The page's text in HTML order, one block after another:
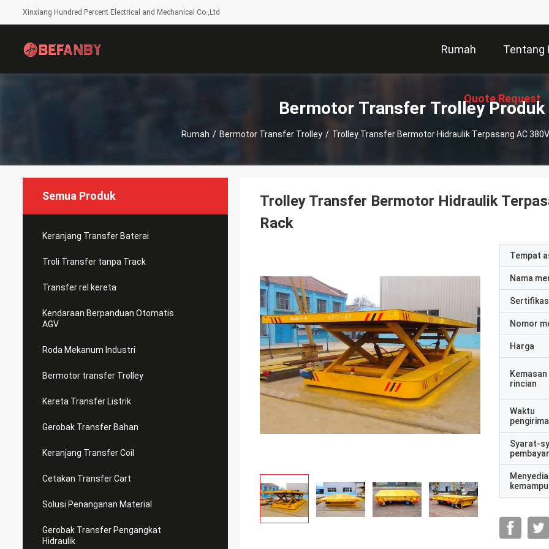
Xinxiang Hundred Percent Electrical and Mechanical Co.,Ltd
Rumah Tentang
Quote Request
Bermotor Transfer Trolley Produk
Rumah / Bermotor Transfer Trolley / Trolley Transfer Bermotor Hidraulik Terpasang AC
Semua Produk
Keranjang Transfer Baterai
Troli Transfer tanpa Track
Transfer rel kereta
Kendaraan Berpanduan Otomatis
AGV
Roda Mekanum Industri
Bermotor transfer Trolley
Kereta Transfer Listrik
Gerobak Transfer Bahan
Keranjang Transfer Coil
Cetakan Transfer Cart
Solusi Penanganan Material
Gerobak Transfer Pengangkat
Hidraulik
Trolley Transfer Bermotor Hidraulik
Rack
Tempat
Nama
Nomor
Harga
Kemasan
rincian
Waktu
Syarat-